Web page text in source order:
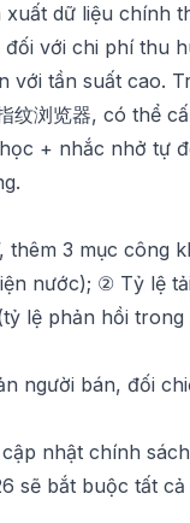
xuất dữ liệu chính
với chi phí thu
với tần suất cao.
纹浏览器, có thể
+ nhắc nhở tự
thêm 3 mục công
nước); ② Tỷ lệ
lệ phản hồi
người bán, đối
nhật chính
sẽ bắt buộc tất